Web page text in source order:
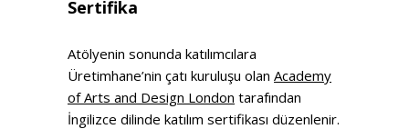
Sertifika
Atölyenin sonunda katılımcılara
Üretimhane’nin çatı kuruluşu olan Academy
of Arts and Design London tarafından
İngilizce dilinde katılım sertifikası düzenlenir.